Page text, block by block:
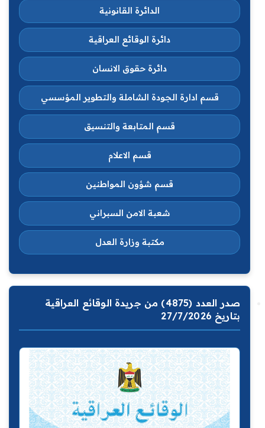
الدائرة القانونية
دائرة الوقائع العراقية
دائرة حقوق الانسان
قسم ادارة الجودة الشاملة والتطوير المؤسسي
قسم المتابعة والتنسيق
قسم الاعلام
قسم شؤون المواطنين
شعبة الامن السبراني
مكتبة وزارة العدل
صدر العدد (4875) من جريدة الوقائع العراقية
بتاريخ 27/7/2026